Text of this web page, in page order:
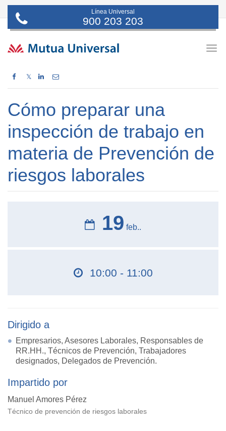
Línea Universal
900 203 203
𝕏
Cómo preparar una
inspección de trabajo en
materia de Prevención de
riesgos laborales
19 feb..
10:00 - 11:00
Dirigido a
Empresarios, Asesores Laborales, Responsables de
RR.HH., Técnicos de Prevención, Trabajadores
designados, Delegados de Prevención.
Impartido por
Manuel Amores Pérez
Técnico de prevención de riesgos laborales